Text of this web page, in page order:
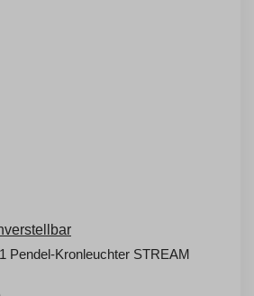
Pendel-Kronleuchter STREAM